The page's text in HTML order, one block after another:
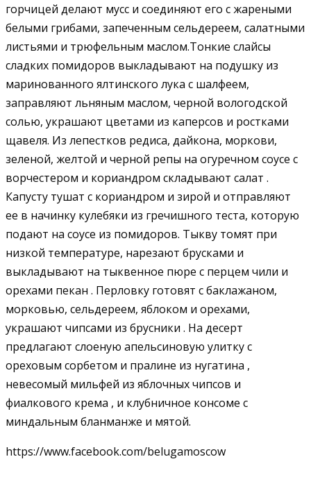
горчицей делают мусс и соединяют его с жареными
белыми грибами, запеченным сельдереем, салатными
листьями и трюфельным маслом.Тонкие слайсы
сладких помидоров выкладывают на подушку из
маринованного ялтинского лука с шалфеем,
заправляют льняным маслом, черной вологодской
солью, украшают цветами из каперсов и ростками
щавеля. Из лепестков редиса, дайкона, моркови,
зеленой, желтой и черной репы на огуречном соусе с
ворчестером и кориандром складывают салат .
Капусту тушат с кориандром и зирой и отправляют
ее в начинку кулебяки из гречишного теста, которую
подают на соусе из помидоров. Тыкву томят при
низкой температуре, нарезают брусками и
выкладывают на тыквенное пюре с перцем чили и
орехами пекан . Перловку готовят с баклажаном,
морковью, сельдереем, яблоком и орехами,
украшают чипсами из брусники . На десерт
предлагают слоеную апельсиновую улитку с
ореховым сорбетом и пралине из нугатина ,
невесомый мильфей из яблочных чипсов и
фиалкового крема , и клубничное консоме с
миндальным бланманже и мятой.
https://www.facebook.com/belugamoscow